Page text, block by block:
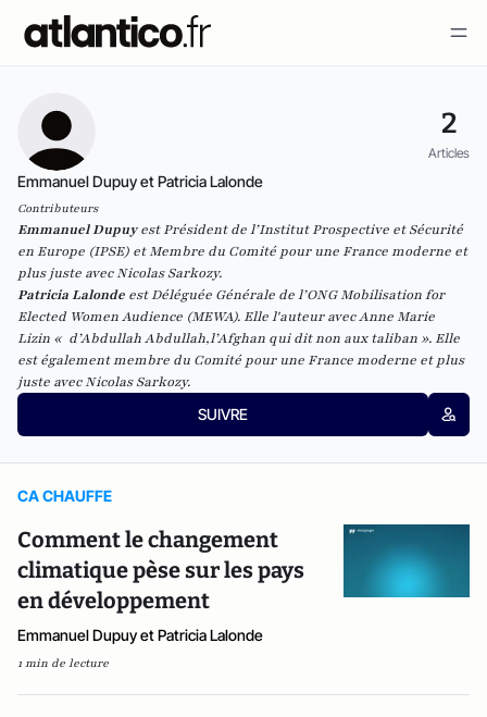
2
Articles
Emmanuel Dupuy et Patricia Lalonde
Contributeurs
Emmanuel Dupuyest Président de l’Institut Prospective et Sécurité
en Europe (IPSE) et Membre du Comité pour une France moderne et
plus juste avec Nicolas Sarkozy.
Patricia Lalonde est Déléguée Générale de l’ONG Mobilisation for
Elected Women Audience (MEWA). Elle l'auteur avec Anne Marie
Lizin « d’Abdullah Abdullah,l’Afghan qui dit non aux taliban ». Elle
est également membre du Comité pour une France moderne et plus
juste avec Nicolas Sarkozy.
SUIVRE
CA CHAUFFE
Comment le changement
climatique pèse sur les pays
en développement
Emmanuel Dupuy et Patricia Lalonde
1 min de lecture